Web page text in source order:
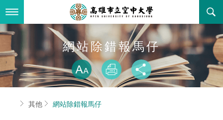
到
要
內最新消息
全部公告
教務公告
學系公告
關於本校
空大簡介
立案證明
本校位置
行政單位
行政單位簡介
學術單位
網站除錯報馬仔
略過字型切
放大
列印 分享
首頁其他 網站除錯報馬仔